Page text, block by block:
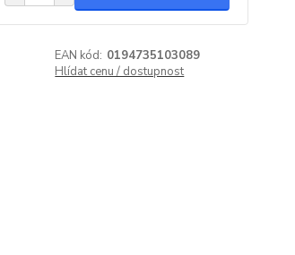
EAN kód: 0194735103089
Hlídat cenu / dostupnost